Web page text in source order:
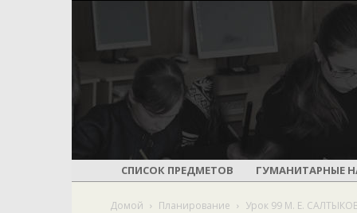
СПИСОК ПРЕДМЕТОВ ГУМАНИТАРНЫЕ
Домой Планирование Урок 99 М. Е.